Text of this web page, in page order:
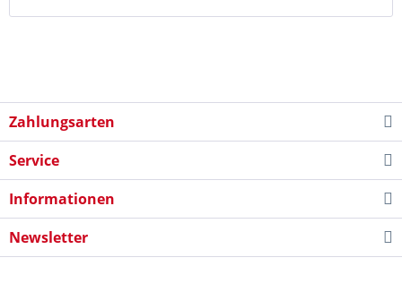
Zahlungsarten
Service
Informationen
Newsletter